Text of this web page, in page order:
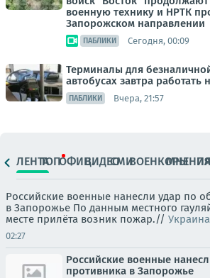
военную технику и НРТК
Запорожском направлении
ПАБЛИКИ Сегодня, 00:09
Терминалы для
автобусах завтра работать
ПАБЛИКИ Вчера, 21:57
ЛЕНТАТОПОФИЦ.ВИДЕОСМИВОЕНКОРЫ
Российские военные нанесли удар по
в Запорожье По данным местного
месте прилёта возник пожар.//
02:27
Российские военные
противника в Запорожье